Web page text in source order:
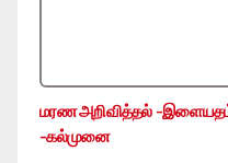
மரண அறிவித்தல் -
-கல்முனை